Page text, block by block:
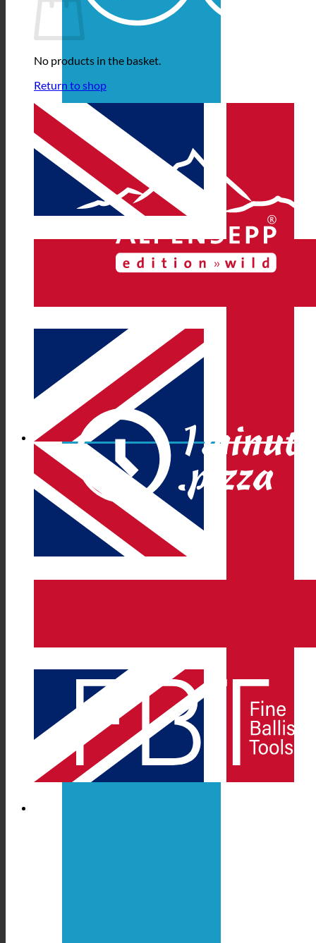
No products in the basket.
Return to shop